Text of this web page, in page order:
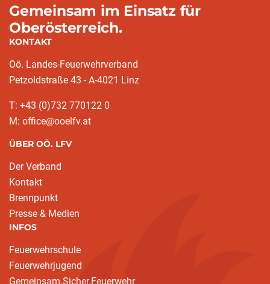
Gemeinsam im Einsatz für
Oberösterreich.
KONTAKT
Oö. Landes-Feuerwehrverband
Petzoldstraße 43 - A-4021 Linz
T: +43 (0)732 770122 0
M: office@ooelfv.at
ÜBER OÖ. LFV
Der Verband
Kontakt
Brennpunkt
Presse & Medien
INFOS
Feuerwehrschule
Feuerwehrjugend
Gemeinsam.Sicher.Feuerwehr